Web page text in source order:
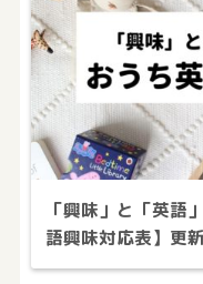
「興味」と「英語
語興味対応表】更新